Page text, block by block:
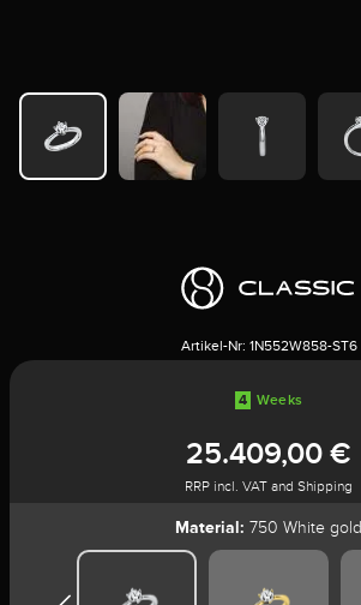
Artikel-Nr: 1N552W858-ST6
4 Weeks
25.409,00 €
RRP incl. VAT and Shipping
Material: 750 White gold